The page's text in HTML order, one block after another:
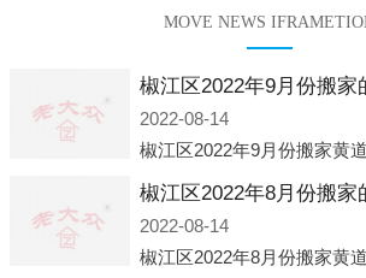
MOVE NEWS
2022-08-14
2022-08-14